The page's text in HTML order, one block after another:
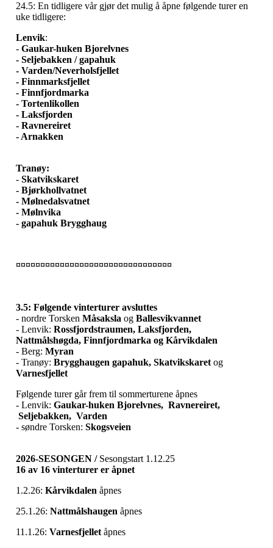
24.5: En tidligere vår gjør det mulig å åpne følgende turer en
uke tidligere:
Lenvik:
- Gaukar-huken Bjorelvnes
- Seljebakken / gapahuk
- Varden/Neverholsfjellet
- Finnmarksfjellet
- Finnfjordmarka
- Tortenlikollen
- Laksfjorden
- Ravnereiret
- Arnakken
Tranøy:
- Skatvikskaret
- Bjørkhollvatnet
- Mølnedalsvatnet
- Mølnvika
- gapahuk Brygghaug
¤¤¤¤¤¤¤¤¤¤¤¤¤¤¤¤¤¤¤¤¤¤¤¤¤¤¤¤¤¤¤¤
3.5: Følgende vinterturer avsluttes
- nordre Torsken Måsaksla og Ballesvikvannet
- Lenvik: Rossfjordstraumen, Laksfjorden,
Nattmålshøgda, Finnfjordmarka og Kårvikdalen
- Berg: Myran
- Tranøy: Brygghaugen gapahuk, Skatvikskaret og
Varnesfjellet
Følgende turer går frem til sommerturene åpnes
- Lenvik: Gaukar-huken Bjorelvnes, Ravnereiret,
Seljebakken, Varden
- søndre Torsken: Skogsveien
2026-SESONGEN / Sesongstart 1.12.25
16 av 16 vinterturer er åpnet
1.2.26: Kårvikdalen åpnes
25.1.26: Nattmålshaugen åpnes
11.1.26: Varnesfjellet åpnes